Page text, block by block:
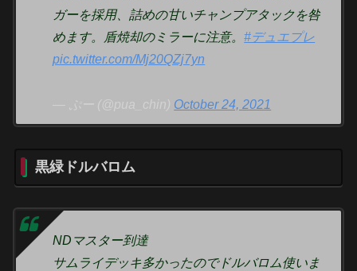
ガーを採用、詰めの甘いチャンプアタックを咎
めます。盾焼却のミラーに注意。#デュエプレ
pic.twitter.com/Mj20QZj7yn
— ぷー (@pua_chin) October 24, 2021
黒緑ドルバロム
NDマスター到達
サムライデッキ多かったのでドルバロム使いま